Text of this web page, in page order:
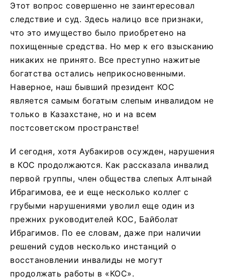
Этот вопрос совершенно не заинтересовал
следствие и суд. Здесь налицо все признаки,
что это имущество было приобретено на
похищенные средства. Но мер к его взысканию
никаких не принято. Все преступно нажитые
богатства остались неприкосновенными.
Наверное, наш бывший президент КОС
является самым богатым слепым инвалидом не
только в Казахстане, но и на всем
постсоветском пространстве!
И сегодня, хотя Аубакиров осужден, нарушения
в КОС продолжаются. Как рассказала инвалид
первой группы, член общества слепых Алтынай
Ибрагимова, ее и еще несколько коллег с
грубыми нарушениями уволил еще один из
прежних руководителей КОС, Байболат
Ибрагимов. По ее словам, даже при наличии
решений судов несколько инстанций о
восстановлении инвалиды не могут
продолжать работы в «КОС».